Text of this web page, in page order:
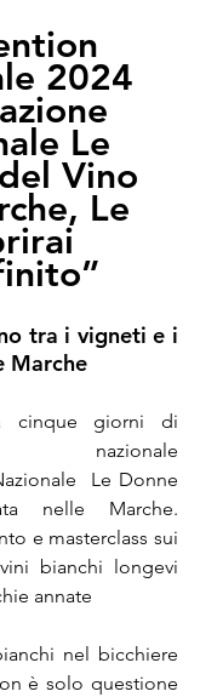
2024
Le
Vino
Le
tra i vigneti e i
Marche
cinque giorni di
nazionale
Le Donne
nelle Marche.
e masterclass sui
bianchi longevi
annate
nel bicchiere
è solo questione